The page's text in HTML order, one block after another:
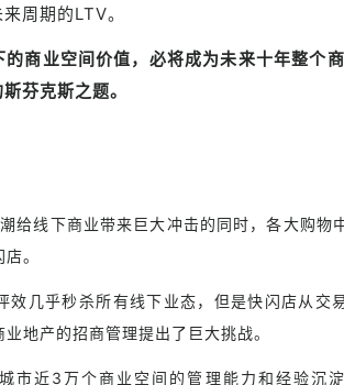
周期的LTV。
商业空间价值，必将成为未来十年整个
芬克斯之题。
给线下商业带来巨大冲击的同时，各大购物
。
效几乎秒杀所有线下业态，但是快闪店从交
地产的招商管理提出了巨大挑战。
市近3万个商业空间的管理能力和经验沉